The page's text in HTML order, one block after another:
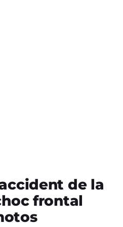
de la
frontal